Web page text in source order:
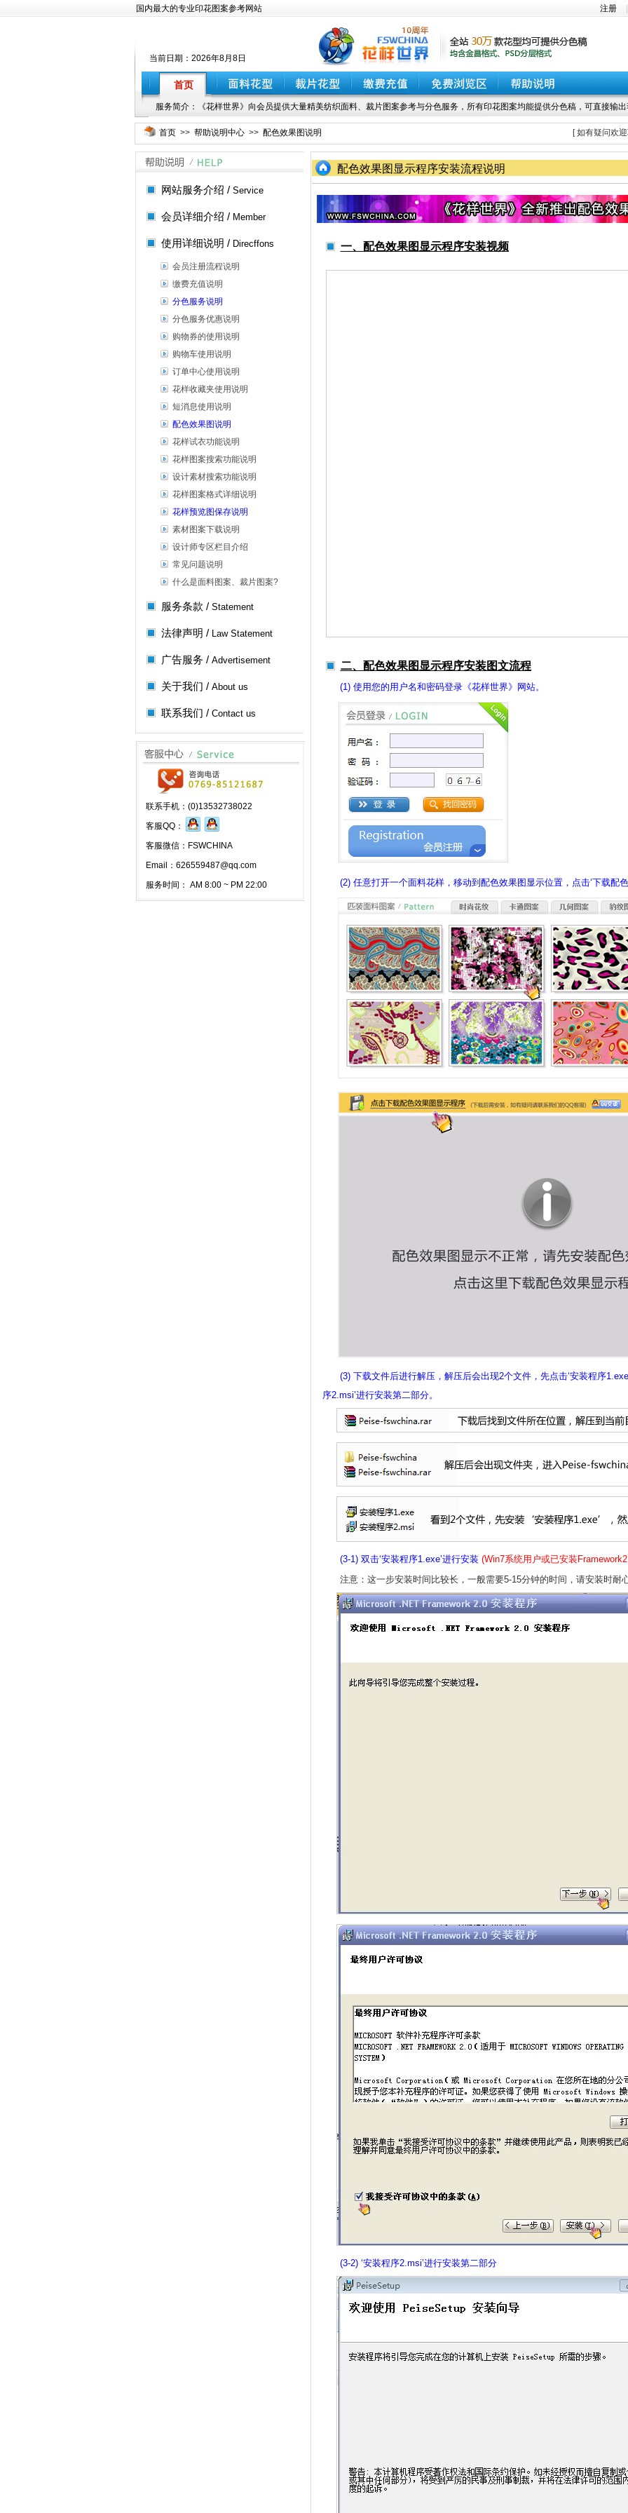
国内最大的专业印花图案参考网站 注册
首页
当前日期： 2026年8月8日
服务简介：《花样世界》向会员提供大量精美纺织面料、裁片图案参考与分色服务，所有印花图案均能提供分色稿，可直接输
首页 >> 帮助说明中心 >> 配色效果图说明 [ 如有疑问欢
网站服务介绍 / Service
会员详细介绍 / Member
使用详细说明 / Direcffons
会员注册流程说明
缴费充值说明
分色服务说明
分色服务优惠说明
购物券的使用说明
购物车使用说明
订单中心使用说明
花样收藏夹使用说明
短消息使用说明
配色效果图说明
花样试衣功能说明
花样图案搜索功能说明
设计素材搜索功能说明
花样图案格式详细说明
花样预览图保存说明
素材图案下载说明
设计师专区栏目介绍
常见问题说明
什么是面料图案、裁片图案?
服务条款 / Statement
法律声明 / Law Statement
广告服务 / Advertisement
关于我们 / About us
联系我们 / Contact us
联系手机：(0)13532738022
客服QQ：
客服微信：FSWCHINA
Email：626559487@qq.com
服务时间： AM 8:00 ~ PM 22:00
配色效果图显示程序安装流程说明
一、配色效果图显示程序安装视频
二、配色效果图显示程序安装图文流程
(1) 使用您的用户名和密码登录《花样世界》网站。
(2) 任意打开一个面料花样，移动到配色效果图显示位置，点击‘下载配
(3) 下载文件后进行解压，解压后会出现2个文件，先点击‘安装程序
序2.msi’进行安装第二部分。
(3-1) 双击‘安装程序1.exe’进行安装 (Win7系统用户或已安装
注意：这一步安装时间比较长，一般需要5-15分钟的时间，请安装时耐
(3-2) ‘安装程序2.msi’进行安装第二部分